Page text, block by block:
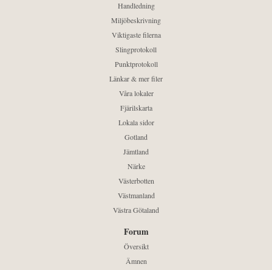
Handledning
Miljöbeskrivning
Viktigaste filerna
Slingprotokoll
Punktprotokoll
Länkar & mer filer
Våra lokaler
Fjärilskarta
Lokala sidor
Gotland
Jämtland
Närke
Västerbotten
Västmanland
Västra Götaland
Forum
Översikt
Ämnen